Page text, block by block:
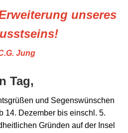
unseres
Jung
Tag,
und Segenswünschen
14. Dezember bis einschl. 5.
Gründen auf der Insel